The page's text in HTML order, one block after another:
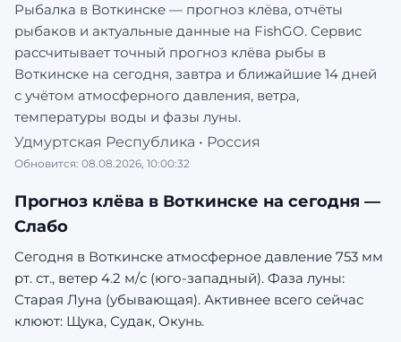
Рыбалка в Воткинске — прогноз клёва, отчёты
рыбаков и актуальные данные на FishGO. Сервис
рассчитывает точный прогноз клёва рыбы в
Воткинске на сегодня, завтра и ближайшие 14 дней
с учётом атмосферного давления, ветра,
температуры воды и фазы луны.
Удмуртская Республика • Россия
Обновится: 08.08.2026, 10:00:32
Прогноз клёва в Воткинске на сегодня —
Слабо
Сегодня в Воткинске атмосферное давление 753 мм
рт. ст., ветер 4.2 м/с (юго-западный). Фаза луны:
Старая Луна (убывающая). Активнее всего сейчас
клюют: Щука, Судак, Окунь.